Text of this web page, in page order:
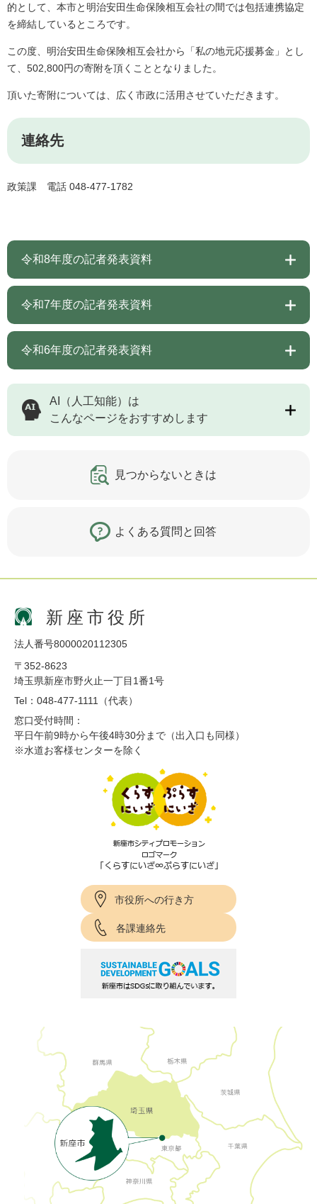
的として、本市と明治安田生命保険相互会社の間では包括連携協定
を締結しているところです。
この度、明治安田生命保険相互会社から「私の地元応援募金」とし
て、502,800円の寄附を頂くこととなりました。
頂いた寄附については、広く市政に活用させていただきます。
連絡先
政策課 電話 048-477-1782
令和8年度の記者発表資料
令和7年度の記者発表資料
令和6年度の記者発表資料
AI（人工知能）は
こんなページをおすすめします
見つからないときは
よくある質問と回答
新座市役所
法人番号8000020112305
〒352-8623
埼玉県新座市野火止一丁目1番1号
Tel：048-477-1111（代表）
窓口受付時間：
平日午前9時から午後4時30分まで（出入口も同様）
※水道お客様センターを除く
市役所への行き方
各課連絡先